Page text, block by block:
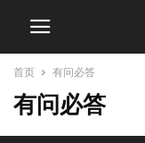
首页 有问必答
有问必答